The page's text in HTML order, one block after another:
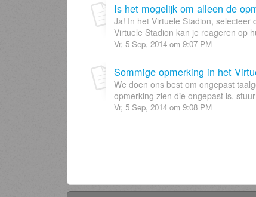
Is het mogelijk om alleen de
Ja! In het Virtuele Stadion,
Virtuele Stadion kan je reageren op
Vr, 5 Sep, 2014 om 9:07 PM
We doen ons best om ongepast
opmerking zien die ongepast is,
Vr, 5 Sep, 2014 om 9:08 PM